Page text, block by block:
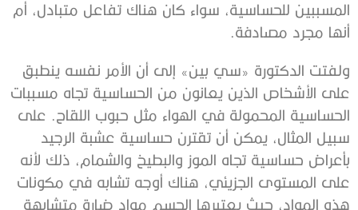
المسببين للحساسية، سواء كان هناك تفاعل متبادل، أم
أنها مجرد مصادفة.
ولفتت الدكتورة «سي بين» إلى أن الأمر نفسه ينطبق
على الأشخاص الذين يعانون من الحساسية تجاه مسببات
الحساسية المحمولة في الهواء مثل حبوب اللقاح. على
سبيل المثال، يمكن أن تقترن حساسية عشبة الرجيد
بأعراض حساسية تجاه الموز والبطيخ والشمام، ذلك لأنه
على المستوى الجزيئي، هناك أوجه تشابه في مكونات
هذه المواد، حيث يعتبرها الجسم مواد ضارة متشابهة